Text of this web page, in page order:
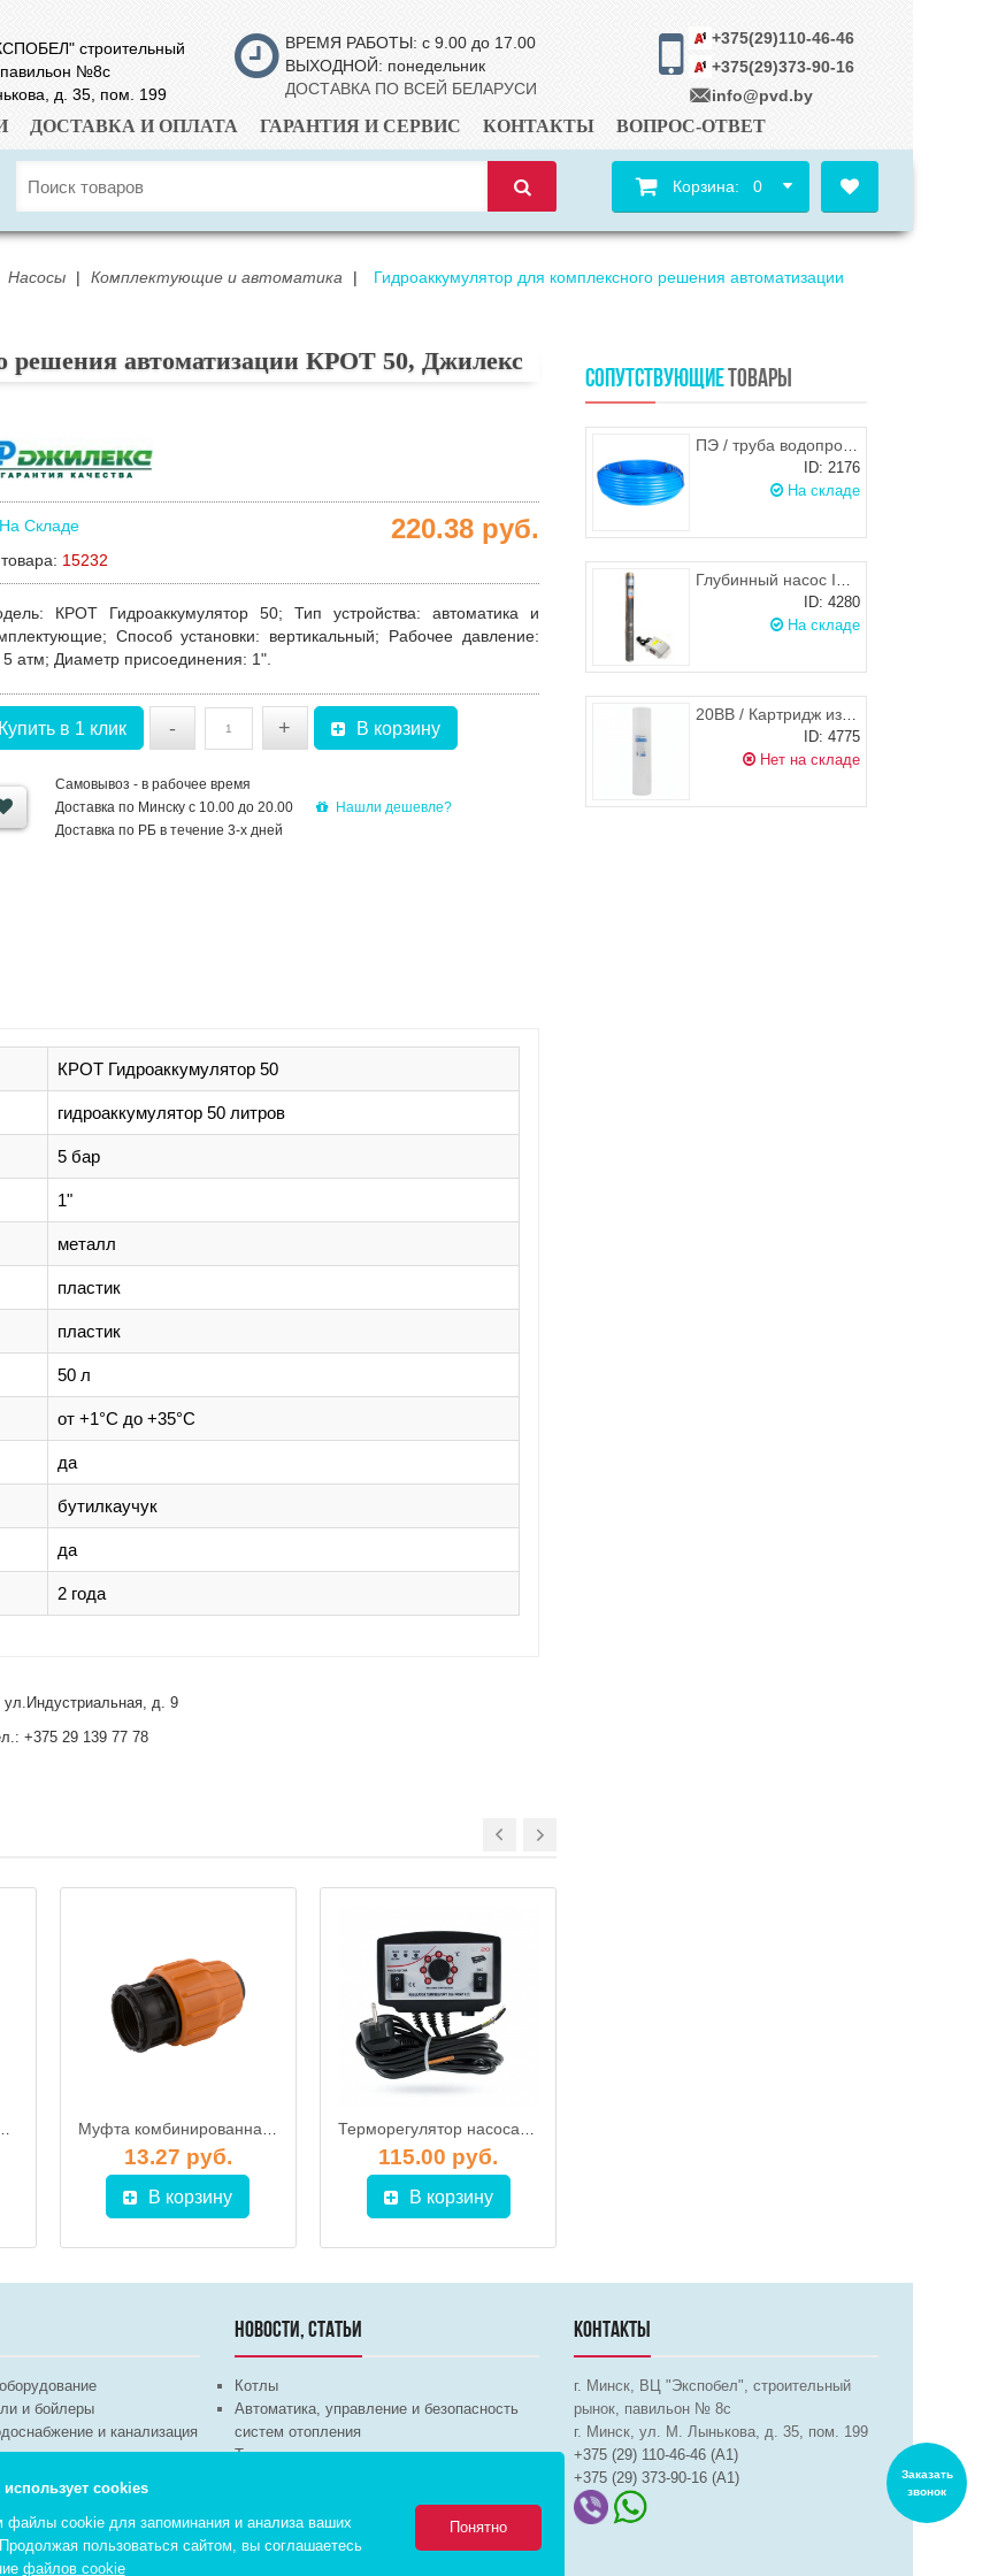
строительный
№8с
д. 35, пом. 199
ВРЕМЯ РАБОТЫ: с 9.00 до 17.00
ВЫХОДНОЙ: понедельник
ДОСТАВКА ПО ВСЕЙ БЕЛАРУСИ
+375(29)110-46-46
+375(29)373-90-16
info@pvd.by
ДОСТАВКА И ОПЛАТА ГАРАНТИЯ И СЕРВИС КОНТАКТЫ ВОПРОС-ОТВЕТ
Корзина: 0
Насосы | Комплектующие и автоматика |
Гидроаккумулятор для комплексного решения автоматизации
решения автоматизации КРОТ 50, Джилекс
Складе
15232
220.38 руб.
КРОТ Гидроаккумулятор 50; Тип устройства: автоматика и
Способ установки: вертикальный; Рабочее давление:
5 атм; Диаметр присоединения: 1".
Купить в 1 клик - + В корзину
Самовывоз - в рабочее время
Доставка по Минску с 10.00 до 20.00
Доставка по РБ в течение 3-х дней
Нашли дешевле?
КРОТ Гидроаккумулятор 50
гидроаккумулятор 50 литров
5 бар
1"
металл
пластик
пластик
50 л
от +1°С до +35°С
да
бутилкаучук
да
2 года
д. 9
+375 29 139 77 78
d.66 мм - d.66 мм, ДЖИЛЕКС Муфта комбинированная "УДАВ" для шланга РP 66 х 2" М, ДЖИЛЕКС
13.27 руб.
В корзину
Терморегулятор насоса котла TECH ST-20
115.00 руб.
В корзину
СОПУТСТВУЮЩИЕТОВАРЫ
ПЭ / труба водопроводная 20х2 (синяя), Польша
ID: 2176
На складе
Глубинный насос IBO 4SD 8/15, АНТИПЕСКОВЫЙ (380В)
ID: 4280
На складе
20BB / Картридж из вспененного полипропилена механический ПП-10 М-20 BB, Джилекс
ID: 4775
Нет на складе
и бойлеры
и канализация
оборудование
НОВОСТИ, СТАТЬИ
Котлы
Автоматика, управление и безопасность
систем отопления
Теплые полы
КОНТАКТЫ
г. Минск, ВЦ "Экспобел", строительный
рынок, павильон № 8c
г. Минск, ул. М. Лынькова, д. 35, пом. 199
+375 (29) 110-46-46 (А1)
+375 (29) 373-90-16 (A1)
использует cookies
файлы cookie для запоминания и анализа ваших
пользоваться сайтом, вы соглашаетесь
файлов cookie
Понятно
Заказать
звонок